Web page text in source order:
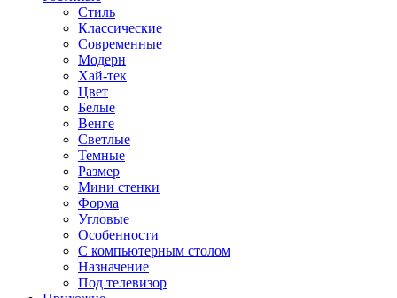
Стиль
Классические
Современные
Модерн
Хай-тек
Цвет
Белые
Венге
Светлые
Темные
Размер
Мини стенки
Форма
Угловые
Особенности
С компьютерным столом
Назначение
Под телевизор